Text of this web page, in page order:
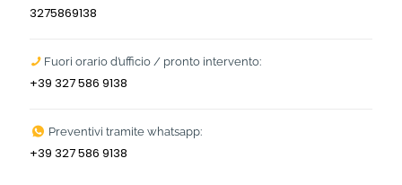
3275869138
Fuori orario d’ufficio / pronto intervento:
+39 327 586 9138
Preventivi tramite whatsapp:
+39 327 586 9138